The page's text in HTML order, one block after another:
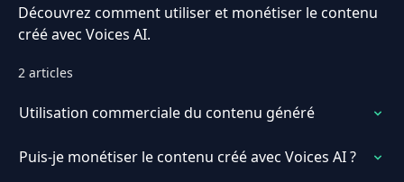
Découvrez comment utiliser et monétiser le contenu
créé avec Voices AI.
2 articles
Utilisation commerciale du contenu généré
Puis-je monétiser le contenu créé avec Voices AI ?